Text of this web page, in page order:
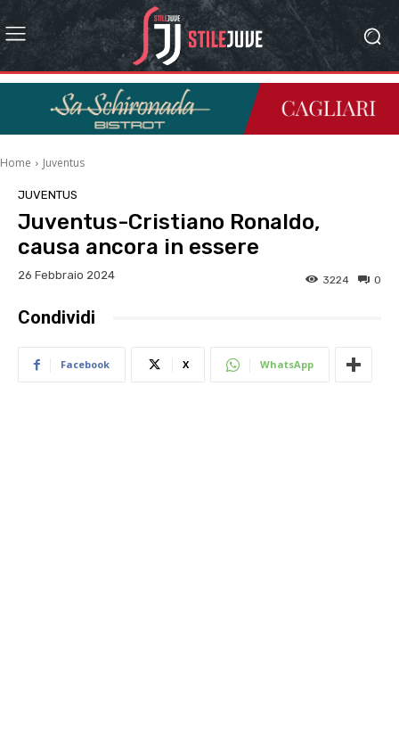
Home Juventus
JUVENTUS
Juventus-Cristiano Ronaldo,
causa ancora in essere
26 Febbraio 2024 0
3224
Condividi
Facebook X WhatsApp